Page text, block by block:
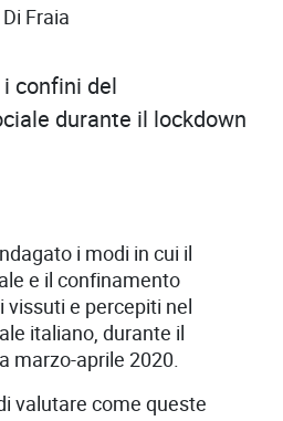
Fraia
confini del
durante il lockdown
i modi in cui il
e il confinamento
e percepiti nel
italiano, durante il
marzo-aprile 2020.
valutare come queste